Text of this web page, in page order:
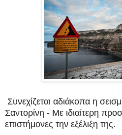
Συνεχίζεται αδιάκοπα η
Σαντορίνη - Με ιδιαίτερη
επιστήμονες την εξέλιξη της.